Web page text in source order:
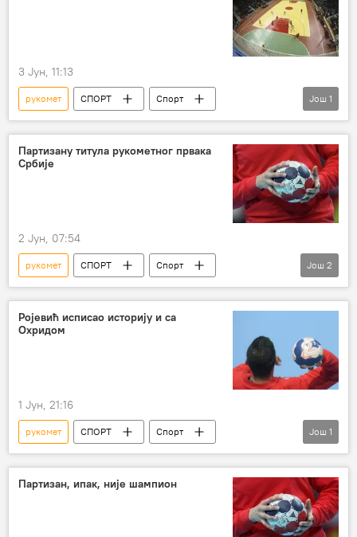
3 Јун, 11:13
рукомет СПОРТ
Спорт
Остали спортови
Још 1
Партизану титула рукометног првака
Србије
2 Јун, 07:54
рукомет СПОРТ
Спорт
Остали спортови
партизан
Још 2
Ројевић исписао историју и са
Охридом
1 Јун, 21:16
рукомет СПОРТ
Спорт
Остали спортови
Још 1
Партизан, ипак, није шампион